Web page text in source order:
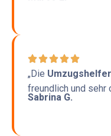
„Die
freundlich und sehr
Sabrina G.